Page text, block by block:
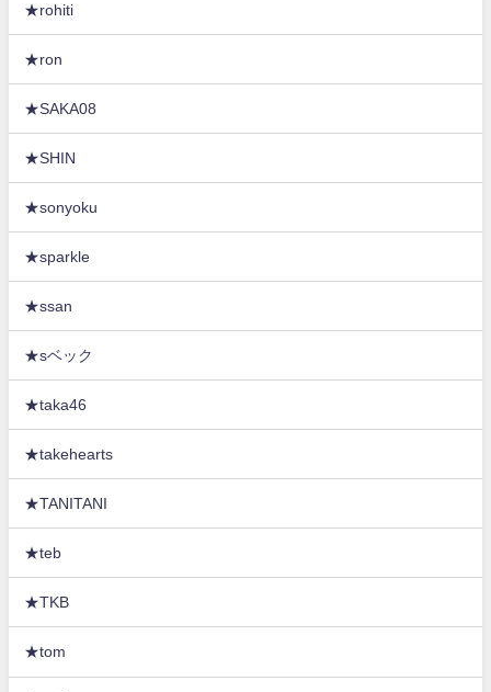
★rohiti
★ron
★SAKA08
★SHIN
★sonyoku
★sparkle
★ssan
★sベック
★taka46
★takehearts
★TANITANI
★teb
★TKB
★tom